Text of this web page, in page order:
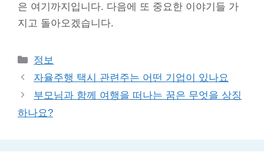
은 여기까지입니다. 다음에 또 중요한 이야기들 가
지고 돌아오겠습니다.
Categories
정보
자율주행 택시 관련주는 어떤 기업이 있나요
부모님과 함께 여행을 떠나는 꿈은 무엇을 상징
하나요?